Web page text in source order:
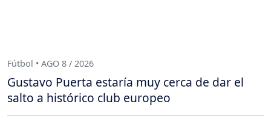
Fútbol • AGO 8 / 2026
Gustavo Puerta estaría muy cerca de dar el
salto a histórico club europeo